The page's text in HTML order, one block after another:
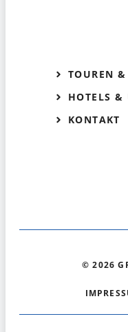
TOUREN &
HOTELS &
KONTAKT
© 2026